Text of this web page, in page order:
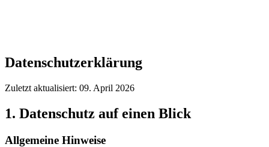
Datenschutzerklärung
Zuletzt aktualisiert: 09. April 2026
1. Datenschutz auf einen Blick
Allgemeine Hinweise